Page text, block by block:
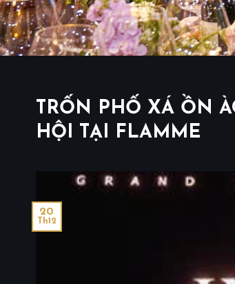
TRỐN PHỐ XÁ ỒN
HỘI TẠI FLAMME
20
Th12